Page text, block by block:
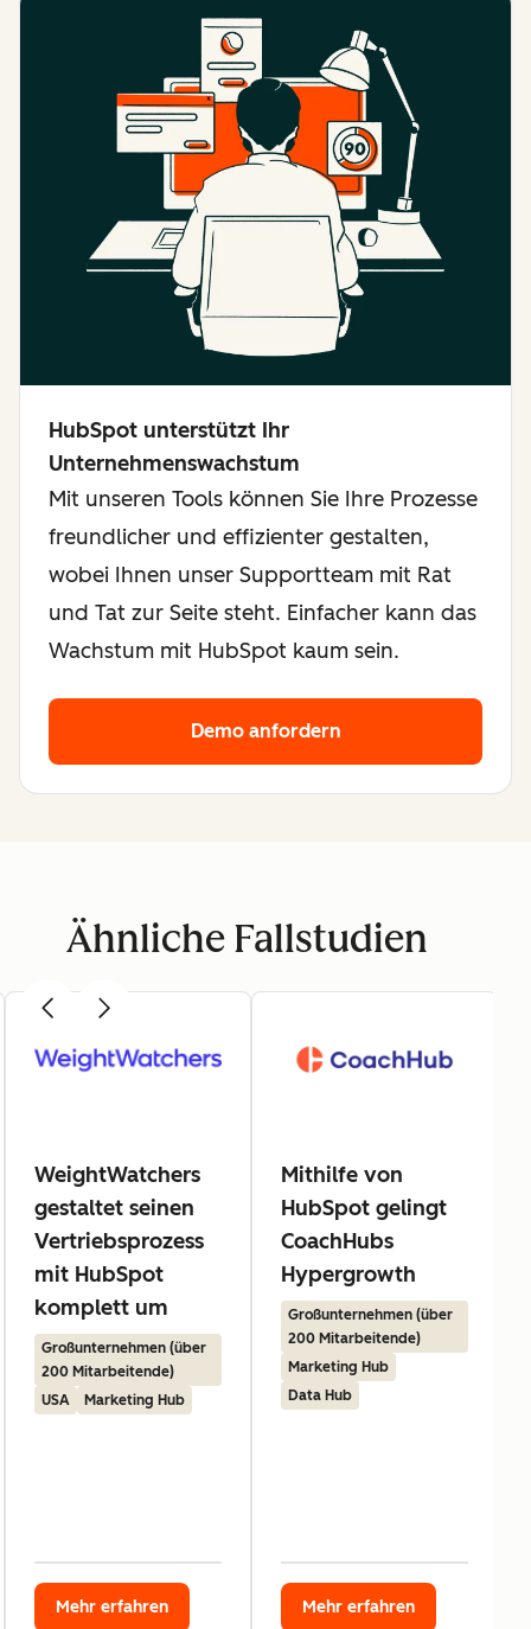
HubSpot unterstützt Ihr
Unternehmenswachstum
Mit unseren Tools können Sie Ihre Prozesse
freundlicher und effizienter gestalten,
wobei Ihnen unser Supportteam mit Rat
und Tat zur Seite steht. Einfacher kann das
Wachstum mit HubSpot kaum sein.
Demo anfordern
Ähnliche Fallstudien
WeightWatchers
gestaltet seinen
Vertriebsprozess
mit HubSpot
komplett um
Großunternehmen (über
200 Mitarbeitende)
USA
Marketing Hub
Mehr erfahren
Mithilfe von
HubSpot gelingt
CoachHubs
Hypergrowth
Großunternehmen (über
200 Mitarbeitende)
Marketing Hub
Data Hub
Mehr erfahren